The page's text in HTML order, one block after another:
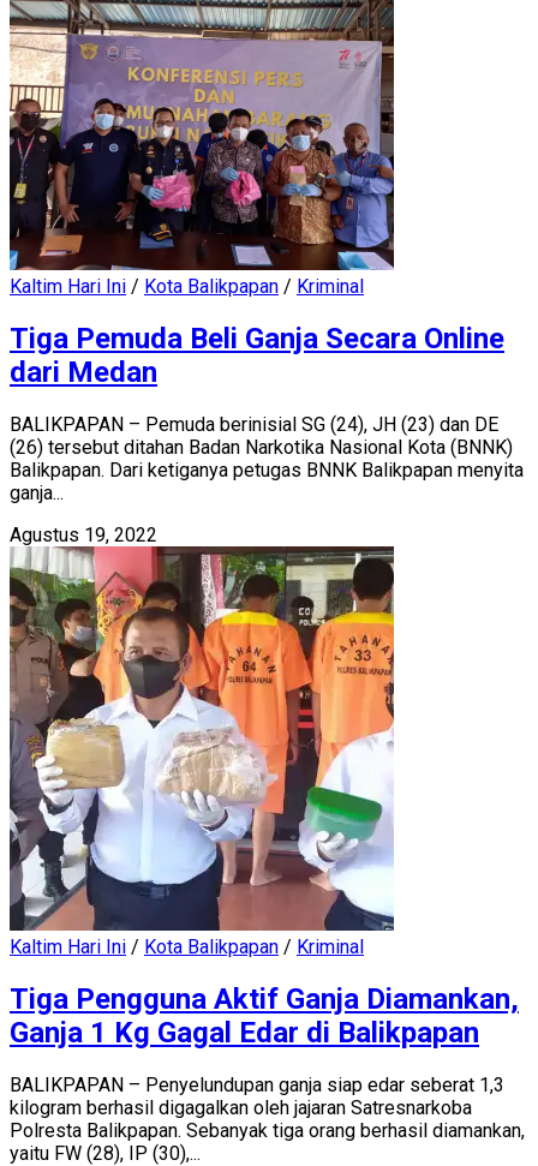
Kaltim Hari Ini / Kota Balikpapan / Kriminal
Tiga Pemuda Beli Ganja Secara Online
dari Medan
BALIKPAPAN – Pemuda berinisial SG (24), JH (23) dan DE
(26) tersebut ditahan Badan Narkotika Nasional Kota (BNNK)
Balikpapan. Dari ketiganya petugas BNNK Balikpapan menyita
ganja...
Agustus 19, 2022
Kaltim Hari Ini / Kota Balikpapan / Kriminal
Tiga Pengguna Aktif Ganja Diamankan,
Ganja 1 Kg Gagal Edar di Balikpapan
BALIKPAPAN – Penyelundupan ganja siap edar seberat 1,3
kilogram berhasil digagalkan oleh jajaran Satresnarkoba
Polresta Balikpapan. Sebanyak tiga orang berhasil diamankan,
yaitu FW (28), IP (30),...